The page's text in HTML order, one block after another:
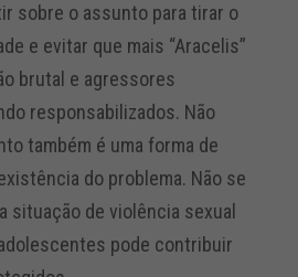
sobre o assunto para tirar o
e evitar que mais “Aracelis”
brutal e agressores
responsabilizados. Não
também é uma forma de
do problema. Não se
situação de violência sexual
pode contribuir